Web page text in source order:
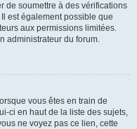
de soumettre à des vérifications
est également possible que
aux permissions limitées.
administrateur du forum.
vous êtes en train de
ci en haut de la liste des sujets,
ne voyez pas ce lien, cette